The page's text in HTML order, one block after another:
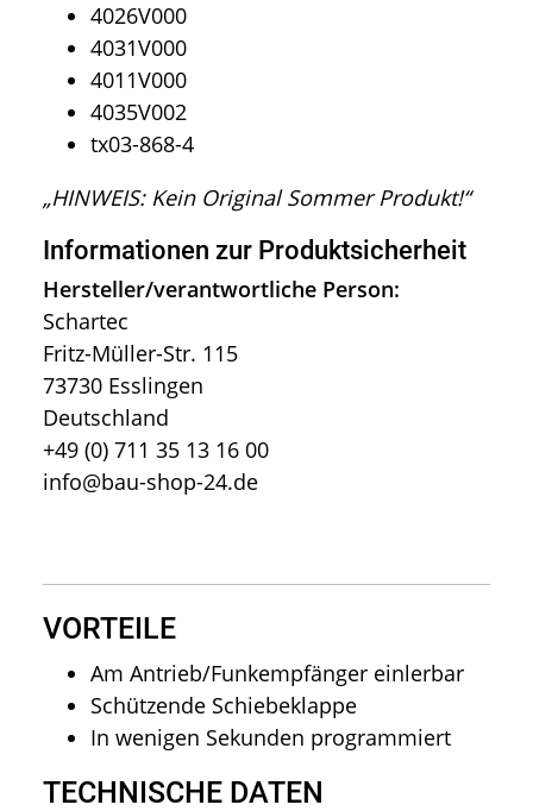
4026V000
4031V000
4011V000
4035V002
tx03-868-4
„HINWEIS: Kein Original Sommer Produkt!“
Informationen zur Produktsicherheit
Hersteller/verantwortliche Person:
Schartec
Fritz-Müller-Str. 115
73730 Esslingen
Deutschland
+49 (0) 711 35 13 16 00
info@bau-shop-24.de
VORTEILE
Am Antrieb/Funkempfänger einlerbar
Schützende Schiebeklappe
In wenigen Sekunden programmiert
TECHNISCHE DATEN